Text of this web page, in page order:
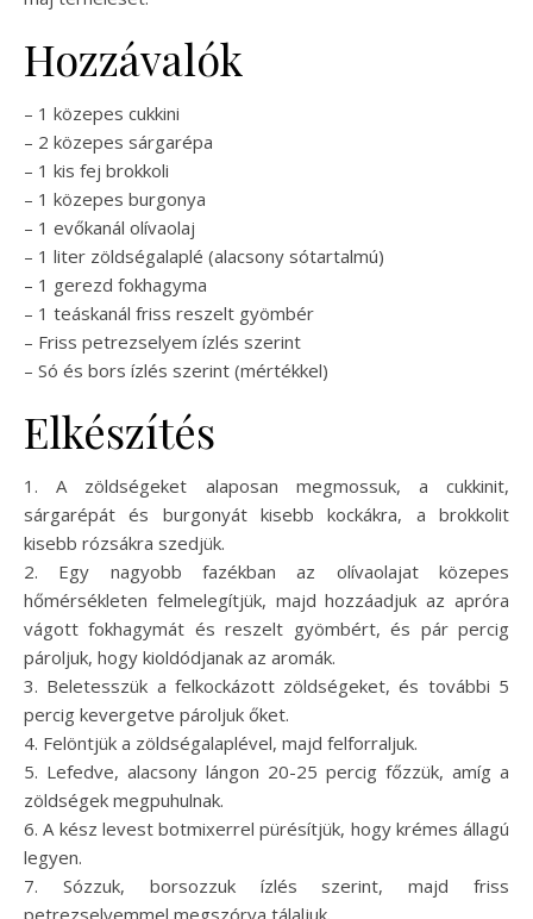
Hozzávalók
– 1 közepes cukkini
– 2 közepes sárgarépa
– 1 kis fej brokkoli
– 1 közepes burgonya
– 1 evőkanál olívaolaj
– 1 liter zöldségalaplé (alacsony sótartalmú)
– 1 gerezd fokhagyma
– 1 teáskanál friss reszelt gyömbér
– Friss petrezselyem ízlés szerint
– Só és bors ízlés szerint (mértékkel)
Elkészítés
1. A zöldségeket alaposan megmossuk, a cukkinit,
sárgarépát és burgonyát kisebb kockákra, a brokkolit
kisebb rózsákra szedjük.
2. Egy nagyobb fazékban az olívaolajat közepes
hőmérsékleten felmelegítjük, majd hozzáadjuk az apróra
vágott fokhagymát és reszelt gyömbért, és pár percig
pároljuk, hogy kioldódjanak az aromák.
3. Beletesszük a felkockázott zöldségeket, és további 5
percig kevergetve pároljuk őket.
4. Felöntjük a zöldségalaplével, majd felforraljuk.
5. Lefedve, alacsony lángon 20-25 percig főzzük, amíg a
zöldségek megpuhulnak.
6. A kész levest botmixerrel pürésítjük, hogy krémes állagú
legyen.
7. Sózzuk, borsozzuk ízlés szerint, majd friss